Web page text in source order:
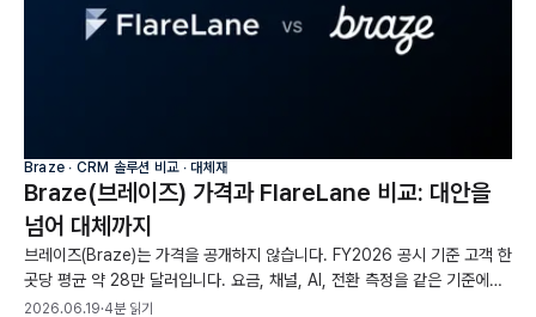
Braze ∙ CRM 솔루션 비교 ∙ 대체재
Braze(브레이즈) 가격과 FlareLane 비교: 대안을
넘어 대체까지
브레이즈(Braze)는 가격을 공개하지 않습니다. FY2026 공시 기준 고객 한
곳당 평균 약 28만 달러입니다. 요금, 채널, AI, 전환 측정을 같은 기준에서
비교해 플레어레인이 국내와 글로벌에서 브레이즈의 대체재가 되는지 짚었
2026.06.19·4분 읽기